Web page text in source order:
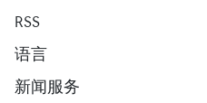
RSS
语言
新闻服务